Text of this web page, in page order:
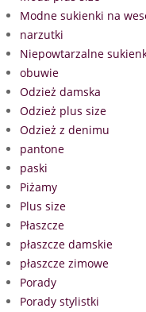
Modne sukienki na
narzutki
Niepowtarzalne
obuwie
Odzież damska
Odzież plus size
Odzież z denimu
pantone
paski
Piżamy
Plus size
Płaszcze
płaszcze damskie
płaszcze zimowe
Porady
Porady stylistki